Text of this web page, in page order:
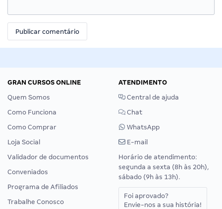
GRAN CURSOS ONLINE
Quem Somos
Como Funciona
Como Comprar
Loja Social
Validador de documentos
Conveniados
Programa de Afiliados
Trabalhe Conosco
ATENDIMENTO
Central de ajuda
Chat
WhatsApp
E-mail
Horário de atendimento:
segunda a sexta (8h às 20h),
sábado (9h às 13h).
Foi aprovado?
Envie-nos a sua história!